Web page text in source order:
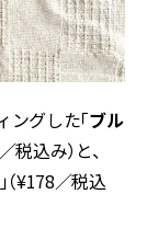
グした「ブル
税込み）と、
」（¥178／税込